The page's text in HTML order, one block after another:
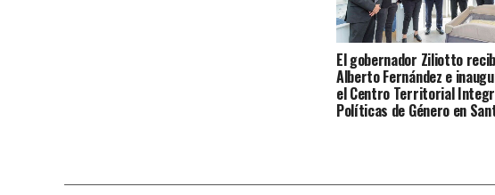
El gobernador Ziliotto
Alberto Fernández e
el Centro Territorial
Políticas de Género en